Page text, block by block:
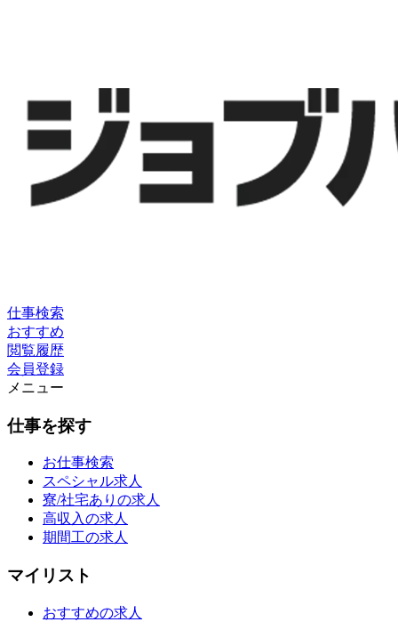
仕事検索
おすすめ
閲覧履歴
会員登録
メニュー
仕事を探す
お仕事検索
スペシャル求人
寮/社宅ありの求人
高収入の求人
期間工の求人
マイリスト
おすすめの求人